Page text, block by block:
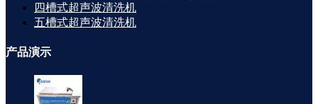
四槽式超声波清洗机
五槽式超声波清洗机
产品演示